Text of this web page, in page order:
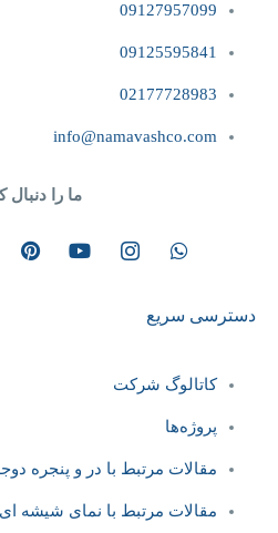
09127957099
09125595841
02177728983
info@namavashco.com
ما را دنبال
دسترسی سریع
کاتالوگ شرکت
پروژه‌ها
مقالات مرتبط با در و پنجره
مقالات مرتبط با نمای شیشه ای